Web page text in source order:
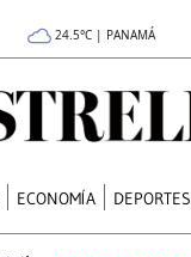
24.5°C | PANAMÁ
ECONOMÍA DEPORTES